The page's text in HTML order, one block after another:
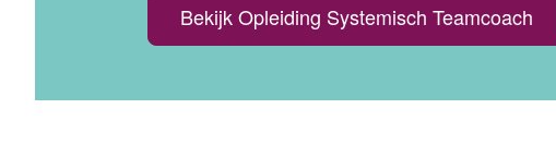
Bekijk Opleiding Systemisch Teamcoach